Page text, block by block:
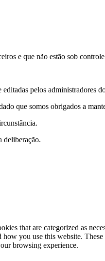
e que não estão sob
editadas pelos administradores
que somos obrigados a
deliberação.
that are categorized as
you use this website.
browsing experience.